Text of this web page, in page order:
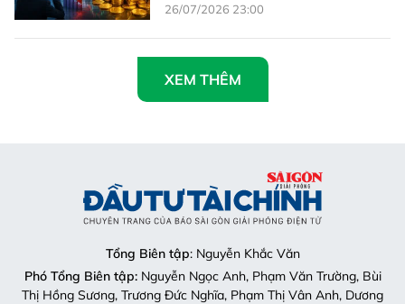
26/07/2026 23:00
XEM THÊM
Tổng Biên tập: Nguyễn Khắc Văn
Phó Tổng Biên tập:Nguyễn Ngọc Anh, Phạm Văn Trường, Bùi
Thị Hồng Sương, Trương Đức Nghĩa, Phạm Thị Vân Anh, Dương